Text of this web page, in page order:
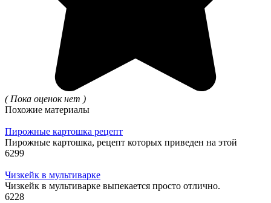
( Пока оценок нет )
Похожие материалы
Пирожные картошка рецепт
Пирожные картошка, рецепт которых приведен на этой
6299
Чизкейк в мультиварке
Чизкейк в мультиварке выпекается просто отлично.
6228